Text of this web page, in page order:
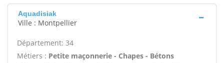
Aquadisiak
Ville : Montpellier
Département: 34
Métiers : Petite maçonnerie - Chapes - Bétons